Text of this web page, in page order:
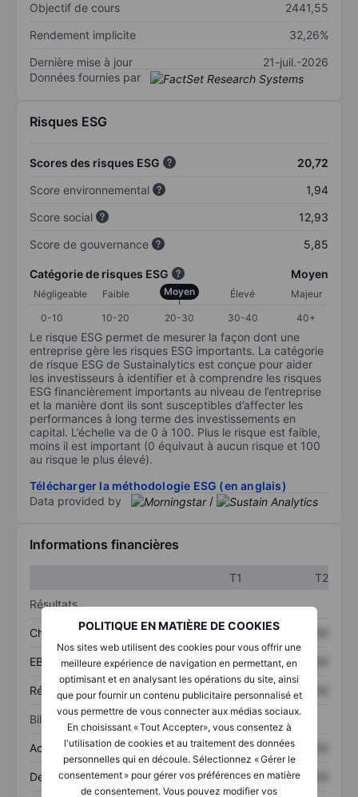
POLITIQUE EN MATIÈRE DE COOKIES
Nos sites web utilisent des cookies pour vous offrir une
meilleure expérience de navigation en permettant, en
optimisant et en analysant les opérations du site, ainsi
que pour fournir un contenu publicitaire personnalisé et
vous permettre de vous connecter aux médias sociaux.
En choisissant « Tout Accepter», vous consentez à
l'utilisation de cookies et au traitement des données
personnelles qui en découle. Sélectionnez « Gérer le
consentement » pour gérer vos préférences en matière
de consentement. Vous pouvez modifier vos
Objectif de cours
2441,55
Rendement implicite
32,26%
Dernière mise à jour
21-juil.-2026
Données fournies par
Risques ESG
Scores des risques ESG
20,72
Score environnemental
1,94
Score social
12,93
Score de gouvernance
5,85
Catégorie de risques ESG Moyen
Négligeable Faible Moyen Élevé
Majeur
0-10
10-20 20-30 30-40 40+
Le risque ESG permet de mesurer la façon dont une
entreprise gère les risques ESG importants. La catégorie
de risque ESG de Sustainalytics est conçue pour aider
les investisseurs à identifier et à comprendre les risques
ESG financièrement importants au niveau de l’entreprise
et la manière dont ils sont susceptibles d’affecter les
performances à long terme des investissements en
capital. L’échelle va de 0 à 100. Plus le risque est faible,
moins il est important (0 équivaut à aucun risque et 100
au risque le plus élevé).
Télécharger la méthodologie ESG (en anglais)
Data provided by
/
Informations financières
T1
T2
Résultats
Chiffre d’affaires XXXXXXX XXXXXXX
EBITDA XXXXXXX XXXXXXX
Résultat net XXXXXXX XXXXXXX
Bilan
Actifs totaux XXXXXXX XXXXXXX
Dette totale XXXXXXX XXXXXXX